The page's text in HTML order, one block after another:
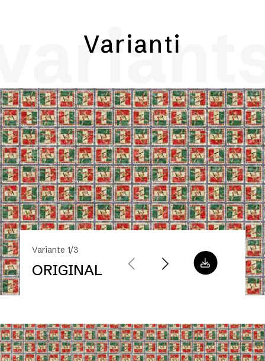
Varianti
Variante 1/3
ORIGINAL